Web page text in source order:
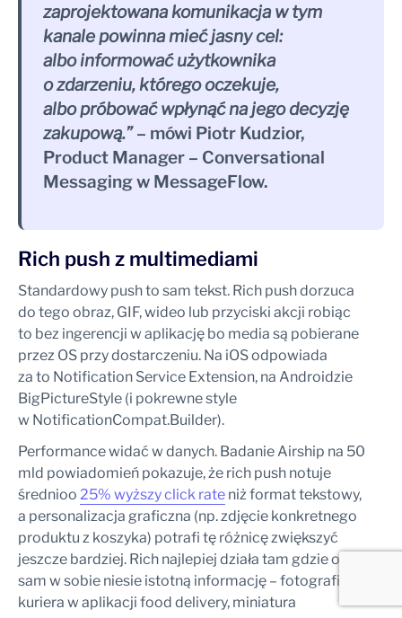
zaprojektowana komunikacja w tym
kanale powinna mieć jasny cel:
albo informować użytkownika
o zdarzeniu, którego oczekuje,
albo próbować wpłynąć na jego decyzję
zakupową.”– mówi Piotr Kudzior,
Product Manager – Conversational
Messaging w MessageFlow.
Rich push z multimediami
Standardowy push to sam tekst. Rich push dorzuca
do tego obraz, GIF, wideo lub przyciski akcji robiąc
to bez ingerencji w aplikację bo media są pobierane
przez OS przy dostarczeniu. Na iOS odpowiada
za to Notification Service Extension, na Androidzie
BigPictureStyle (i pokrewne style
w NotificationCompat.Builder).
Performance widać w danych. Badanie Airship na 50
mld powiadomień pokazuje, że rich push notuje
średnioo 25% wyższy click rate niż format tekstowy,
a personalizacja graficzna (np. zdjęcie konkretnego
produktu z koszyka) potrafi tę różnicę zwiększyć
jeszcze bardziej. Rich najlepiej działa tam gdzie obraz
sam w sobie niesie istotną informację – fotografia
kuriera w aplikacji food delivery, miniatura